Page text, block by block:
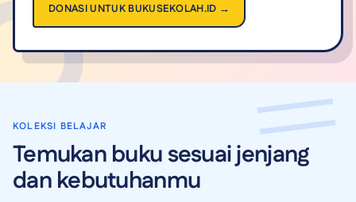
DONASI UNTUK BUKUSEKOLAH.ID →
KOLEKSI BELAJAR
Temukan buku sesuai jenjang
dan kebutuhanmu